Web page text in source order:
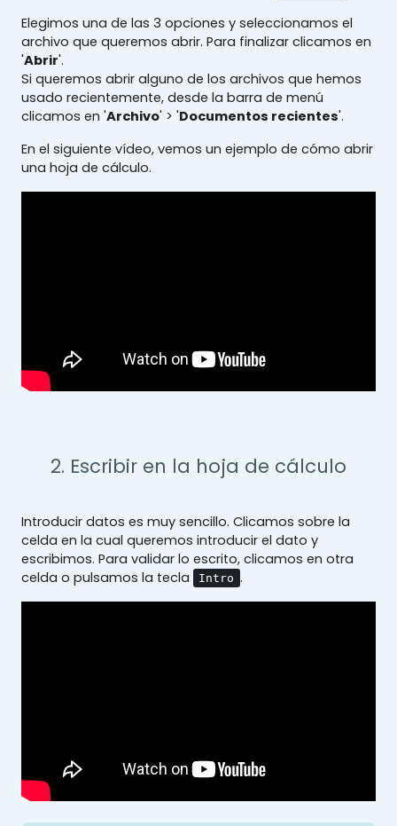
Elegimos una de las 3 opciones y seleccionamos el
archivo que queremos abrir. Para finalizar clicamos en
'Abrir'.
Si queremos abrir alguno de los archivos que hemos
usado recientemente, desde la barra de menú
clicamos en 'Archivo' > 'Documentos recientes'.
En el siguiente vídeo, vemos un ejemplo de cómo abrir
una hoja de cálculo.
2. Escribir en la hoja de cálculo
Introducir datos es muy sencillo. Clicamos sobre la
celda en la cual queremos introducir el dato y
escribimos. Para validar lo escrito, clicamos en otra
celda o pulsamos la tecla
Intro .